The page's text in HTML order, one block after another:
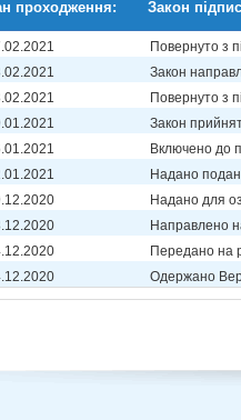
проходження: Закон
Повернуто з
Закон
Повернуто з
Закон
Включено до
Надано
Надано для
Направлено
Передано на
Одержано